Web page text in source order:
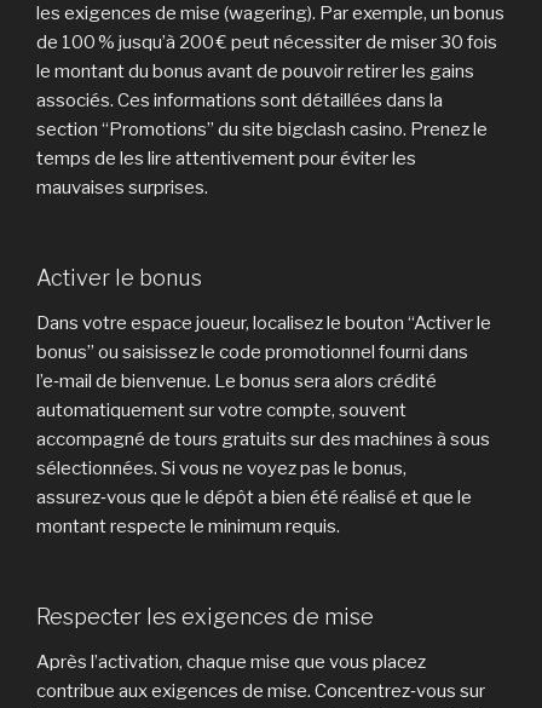
les exigences de mise (wagering). Par exemple, un bonus
de 100 % jusqu’à 200 € peut nécessiter de miser 30 fois
le montant du bonus avant de pouvoir retirer les gains
associés. Ces informations sont détaillées dans la
section “Promotions” du site bigclash casino. Prenez le
temps de les lire attentivement pour éviter les
mauvaises surprises.
Activer le bonus
Dans votre espace joueur, localisez le bouton “Activer le
bonus” ou saisissez le code promotionnel fourni dans
l’e‑mail de bienvenue. Le bonus sera alors crédité
automatiquement sur votre compte, souvent
accompagné de tours gratuits sur des machines à sous
sélectionnées. Si vous ne voyez pas le bonus,
assurez‑vous que le dépôt a bien été réalisé et que le
montant respecte le minimum requis.
Respecter les exigences de mise
Après l’activation, chaque mise que vous placez
contribue aux exigences de mise. Concentrez‑vous sur